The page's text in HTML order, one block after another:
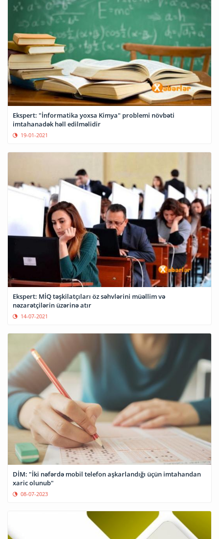
Ekspert: "İnformatika yoxsa Kimya" problemi növbəti
imtahanadək həll edilməlidir
19-01-2021
Ekspert: MİQ təşkilatçıları öz səhvlərini müəllim və
nəzarətçilərin üzərinə atır
14-07-2021
DİM: "İki nəfərdə mobil telefon aşkarlandığı üçün imtahandan
xaric olunub"
08-07-2023